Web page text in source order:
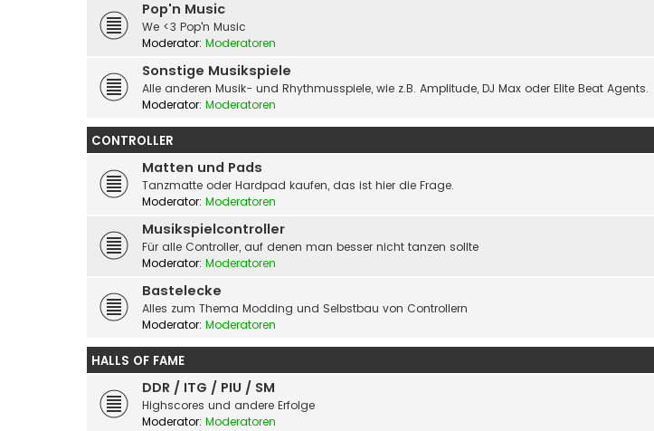
Pop'n Music
We <3 Pop'n Music
Moderator: Moderatoren
Sonstige Musikspiele
Alle anderen Musik- und Rhythmusspiele, wie z.B. Amplitude, DJ Max oder Elite Beat Agents.
Moderator: Moderatoren
CONTROLLER
Matten und Pads
Tanzmatte oder Hardpad kaufen, das ist hier die Frage.
Moderator: Moderatoren
Musikspielcontroller
Für alle Controller, auf denen man besser nicht tanzen sollte
Moderator: Moderatoren
Bastelecke
Alles zum Thema Modding und Selbstbau von Controllern
Moderator: Moderatoren
HALLS OF FAME
DDR / ITG / PIU / SM
Highscores und andere Erfolge
Moderator: Moderatoren